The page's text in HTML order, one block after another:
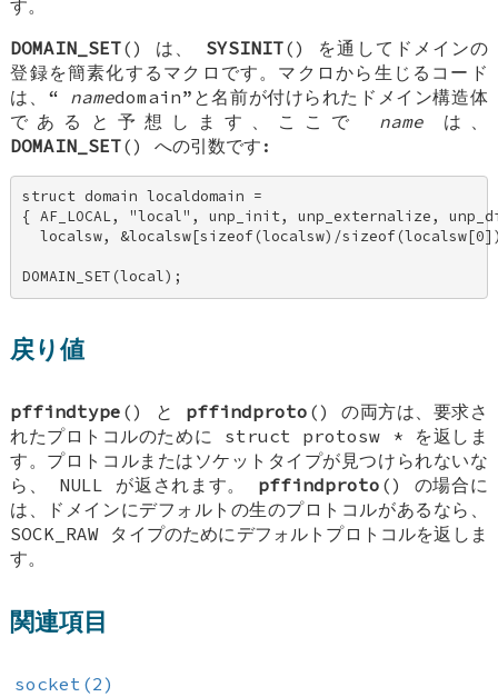
す。
DOMAIN_SET() は、 SYSINIT() を通してドメインの
登録を簡素化するマクロです。マクロから生じるコード
は、“ namedomain”と名前が付けられたドメイン構造体
であると予想します、ここで nameは、
DOMAIN_SET() への引数です:
struct domain localdomain =
{ AF_LOCAL, "local", unp_init, unp_externalize,
localsw, &localsw[sizeof(localsw)/
DOMAIN_SET(local);
戻り値
pffindtype () と pffindproto () の両方は、要求さ
れたプロトコルのために struct protosw * を返しま
す。プロトコルまたはソケットタイプが見つけられないな
ら、 NULL が返されます。 pffindproto () の場合に
は、ドメインにデフォルトの生のプロトコルがあるなら、
SOCK_RAW タイプのためにデフォルトプロトコルを返しま
す。
関連項目
socket(2)